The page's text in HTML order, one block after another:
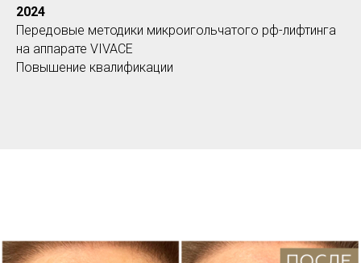
2024
Передовые методики микроигольчатого рф-лифтинга
на аппарате VIVACE
Повышение квалификации